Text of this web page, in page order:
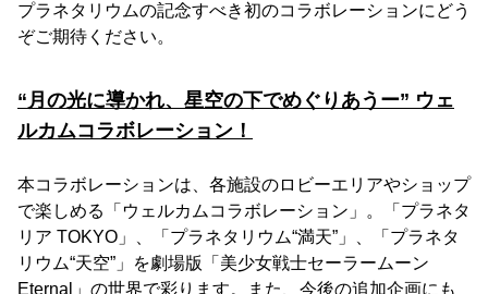
プラネタリウムの記念すべき初のコラボレーションにどう
ぞご期待ください。
“月の光に導かれ、星空の下でめぐりあうー” ウェ
ルカムコラボレーション！
本コラボレーションは、各施設のロビーエリアやショップ
で楽しめる「ウェルカムコラボレーション」。「プラネタ
リア TOKYO」、「プラネタリウム“満天”」、「プラネタ
リウム“天空”」を劇場版「美少女戦士セーラームーン
Eternal」の世界で彩ります。また、今後の追加企画にも